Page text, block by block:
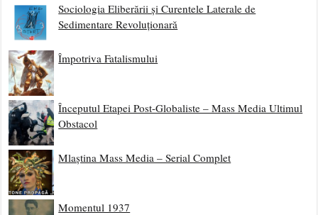
Sociologia Eliberării și Curentele Laterale de
Sedimentare Revoluționară
Împotriva Fatalismului
Începutul Etapei Post-Globaliste – Mass Media Ultimul
Obstacol
Mlaștina Mass Media – Serial Complet
Momentul 1937